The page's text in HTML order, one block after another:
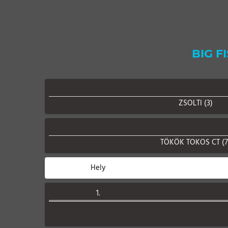
BIG
ZSOLTI (3)
TÖKÖK TOKOS CT
Hely
1.